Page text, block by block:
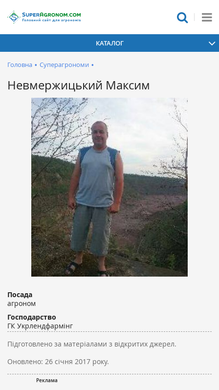
КАТАЛОГ
Головна • Суперагрономи •
Невмержицький Максим
Посада
агроном
Господарство
ГК Укрлендфармінг
Підготовлено за матеріалами з відкритих джерел.
Оновлено: 26 січня 2017 року.